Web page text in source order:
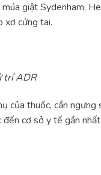
giật Sydenham,
xơ cứng tai.
trí ADR
của thuốc, cần
đến cơ sở y tế gần